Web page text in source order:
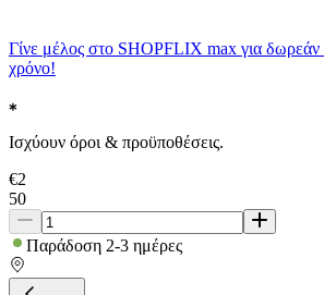
Γίνε μέλος στο SHOPFLIX max για δωρεάν
χρόνο!
Ισχύουν όροι & προϋποθέσεις.
€2
50
Παράδοση 2-3 ημέρες